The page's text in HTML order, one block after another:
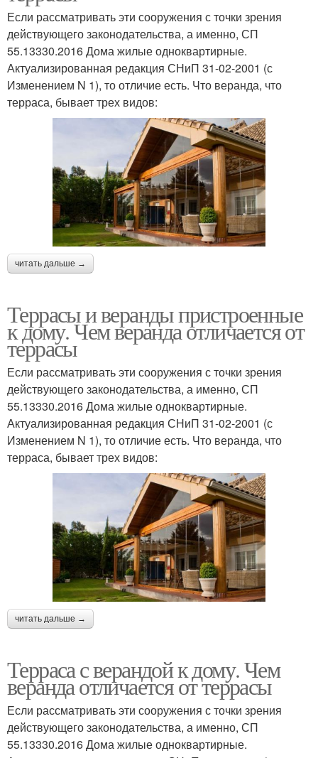
Если рассматривать эти сооружения с точки зрения
действующего законодательства, а именно, СП
55.13330.2016 Дома жилые одноквартирные.
Актуализированная редакция СНиП 31-02-2001 (с
Изменением N 1), то отличие есть. Что веранда, что
терраса, бывает трех видов:
читать дальше →
Террасы и веранды пристроенные
к дому. Чем веранда отличается от
террасы
Если рассматривать эти сооружения с точки зрения
действующего законодательства, а именно, СП
55.13330.2016 Дома жилые одноквартирные.
Актуализированная редакция СНиП 31-02-2001 (с
Изменением N 1), то отличие есть. Что веранда, что
терраса, бывает трех видов:
читать дальше →
Терраса с верандой к дому. Чем
веранда отличается от террасы
Если рассматривать эти сооружения с точки зрения
действующего законодательства, а именно, СП
55.13330.2016 Дома жилые одноквартирные.